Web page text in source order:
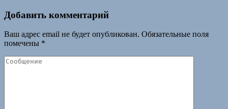
Добавить комментарий
Ваш адрес email не будет опубликован. Обязательные поля
помечены *